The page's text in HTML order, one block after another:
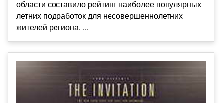
области составило рейтинг наиболее популярных
летних подработок для несовершеннолетних
жителей региона. ...